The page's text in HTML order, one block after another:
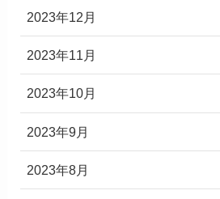
2023年12月
2023年11月
2023年10月
2023年9月
2023年8月